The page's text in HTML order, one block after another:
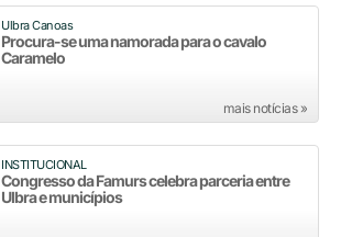
Ulbra Canoas
Procura-se uma namorada para o cavalo
Caramelo
mais notícias »
INSTITUCIONAL
Congresso da Famurs celebra parceria entre
Ulbra e municípios